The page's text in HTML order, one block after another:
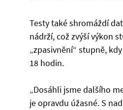
Testy také shromáždí
nádrží, což zvýší výkon
„zpasivnění“ stupně,
18 hodin.
„Dosáhli jsme dalšího
je opravdu úžasné. S